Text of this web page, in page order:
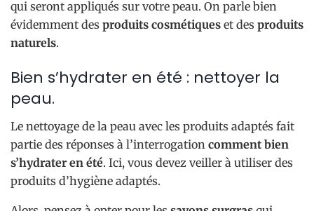
qui seront appliqués sur votre peau. On parle bien
évidemment des produits cosmétiques et des produits
naturels.
Bien s’hydrater en été : nettoyer la
peau.
Le nettoyage de la peau avec les produits adaptés fait
partie des réponses à l’interrogation comment bien
s’hydrater en été. Ici, vous devez veiller à utiliser des
produits d’hygiène adaptés.